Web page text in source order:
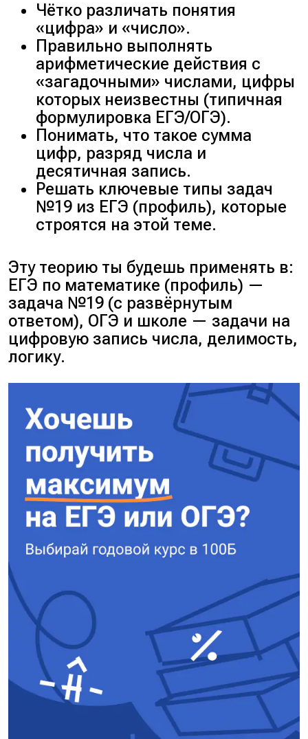
Чётко различать понятия
«цифра» и «число».
Правильно выполнять
арифметические действия с
«загадочными» числами, цифры
которых неизвестны (типичная
формулировка ЕГЭ/ОГЭ).
Понимать, что такое сумма
цифр, разряд числа и
десятичная запись.
Решать ключевые типы задач
№19 из ЕГЭ (профиль), которые
строятся на этой теме.
Эту теорию ты будешь применять в:
ЕГЭ по математике (профиль) —
задача №19 (с развёрнутым
ответом), ОГЭ и школе — задачи на
цифровую запись числа, делимость,
логику.